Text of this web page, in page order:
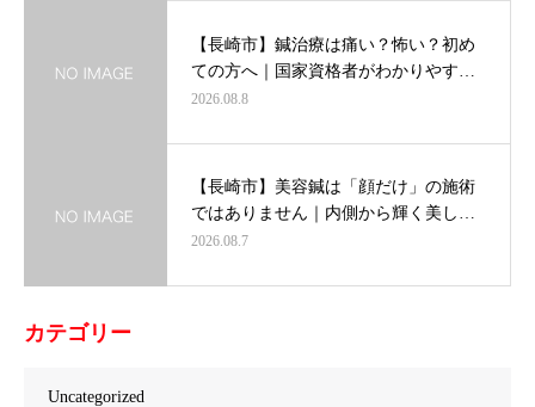
【長崎市】鍼治療は痛い？怖い？初め
ての方へ｜国家資格者がわかりやす…
2026.08.8
【長崎市】美容鍼は「顔だけ」の施術
ではありません｜内側から輝く美し…
2026.08.7
カテゴリー
Uncategorized